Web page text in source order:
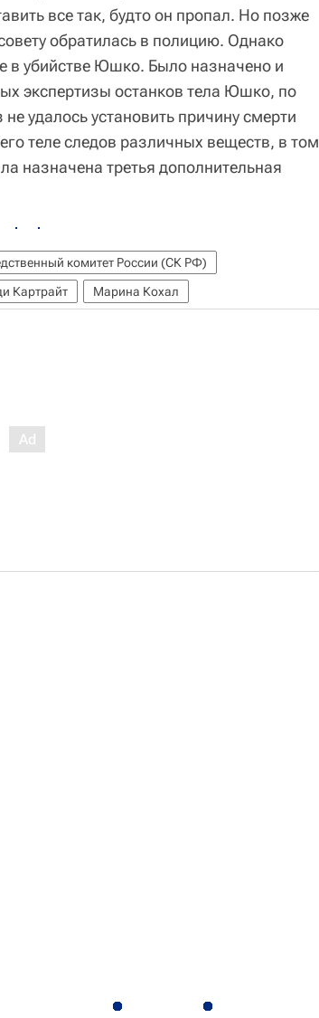
все так, будто он пропал. Но позже
обратилась в полицию. Однако
в убийстве Юшко. Было назначено и
экспертизы останков тела Юшко, по
удалось установить причину смерти
теле следов различных веществ, в том
назначена третья дополнительная
комитет России (СК РФ)
Картрайт Марина Кохал